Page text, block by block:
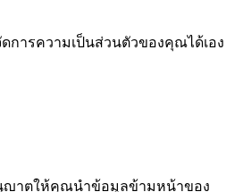
การความเป็นส่วนตัวของคุณได้เอง
นุญาตให้คุณนำข้อมูลข้ามหน้าของ